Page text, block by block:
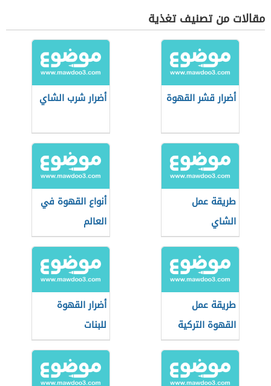
مقالات من تصنيف تغذية
أضرار قشر القهوة أضرار شرب الشاي
طريقة عمل
الشاي
أنواع القهوة في
العالم
طريقة عمل
القهوة التركية
بالحليب
أضرار القهوة
للبنات